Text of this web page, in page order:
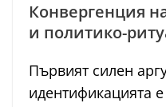
Конвергенция
и политико-
Първият силен
идентификацията